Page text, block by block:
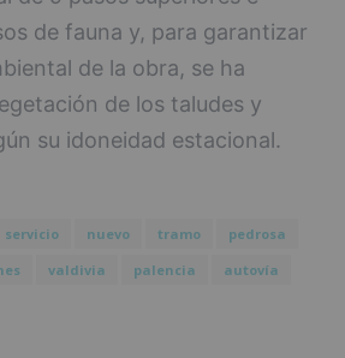
de fauna y, para garantizar
de la obra, se ha
de los taludes y
su idoneidad estacional.
servicio nuevo tramo
pedrosa
valdivia palencia
autovía